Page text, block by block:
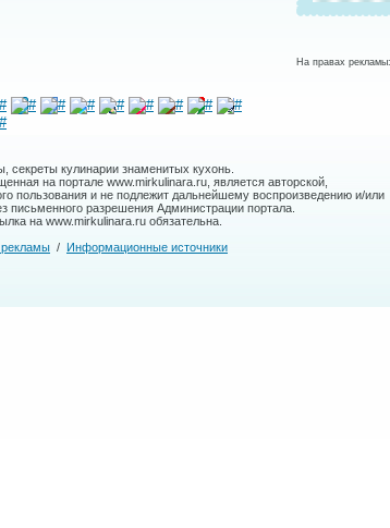
На правах рекламы:
кулинарии знаменитых кухонь.
на портале www.mirkulinara.ru, является авторской,
пользования и не подлежит дальнейшему воспроизведению и/или
письменного разрешения Администрации портала.
на www.mirkulinara.ru обязательна.
/ Информационные источники